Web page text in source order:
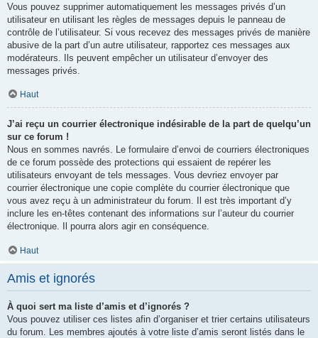
Vous pouvez supprimer automatiquement les messages privés d’un
utilisateur en utilisant les règles de messages depuis le panneau de
contrôle de l’utilisateur. Si vous recevez des messages privés de manière
abusive de la part d’un autre utilisateur, rapportez ces messages aux
modérateurs. Ils peuvent empêcher un utilisateur d’envoyer des
messages privés.
Haut
J’ai reçu un courrier électronique indésirable de la part de quelqu’un
sur ce forum !
Nous en sommes navrés. Le formulaire d’envoi de courriers électroniques
de ce forum possède des protections qui essaient de repérer les
utilisateurs envoyant de tels messages. Vous devriez envoyer par
courrier électronique une copie complète du courrier électronique que
vous avez reçu à un administrateur du forum. Il est très important d’y
inclure les en-têtes contenant des informations sur l’auteur du courrier
électronique. Il pourra alors agir en conséquence.
Haut
Amis et ignorés
À quoi sert ma liste d’amis et d’ignorés ?
Vous pouvez utiliser ces listes afin d’organiser et trier certains utilisateurs
du forum. Les membres ajoutés à votre liste d’amis seront listés dans le